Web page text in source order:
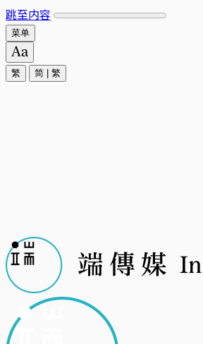
跳至内容
菜单
繁 简 繁